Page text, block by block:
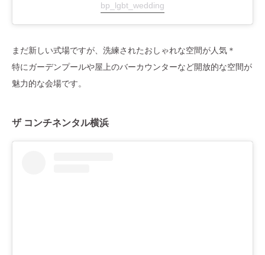
bp_lgbt_wedding
まだ新しい式場ですが、洗練されたおしゃれな空間が人気＊
特にガーデンプールや屋上のバーカウンターなど開放的な空間が
魅力的な会場です。
ザ コンチネンタル横浜